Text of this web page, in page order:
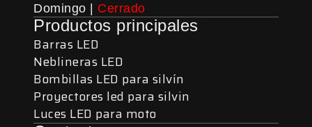
Domingo | Cerrado
Productos principales
Barras LED
Neblineras LED
Bombillas LED para silvín
Proyectores led para silvin
Luces LED para moto